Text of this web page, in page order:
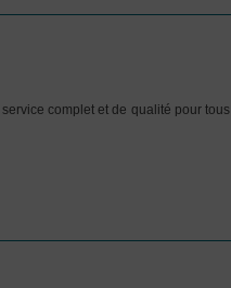
complet et de qualité pour tous